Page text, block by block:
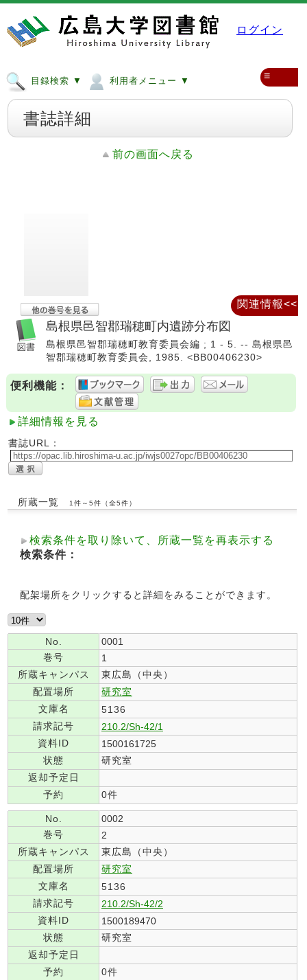
ログイン
目録検索 ▼ 利用者メニュー ▼ ≡
書誌詳細
前の画面へ戻る
島根県邑智郡瑞穂町内遺跡分布図
島根県邑智郡瑞穂町教育委員会編 ; 1 - 5. -- 島根県邑
智郡瑞穂町教育委員会, 1985. <BB00406230>
便利機能：
詳細情報を見る
書誌URL：
所蔵一覧 1件～5件（全5件）
検索条件を取り除いて、所蔵一覧を再表示する
検索条件：
配架場所をクリックすると詳細をみることができます。
No.
0001
巻号
1
所蔵キャンパス
東広島（中央）
配置場所
研究室
文庫名
5136
請求記号
210.2/Sh-42/1
資料ID
1500161725
状態
研究室
返却予定日
予約
0件
No.
0002
巻号
2
所蔵キャンパス
東広島（中央）
配置場所
研究室
文庫名
5136
請求記号
210.2/Sh-42/2
資料ID
1500189470
状態
研究室
返却予定日
予約
0件
関連情報<<